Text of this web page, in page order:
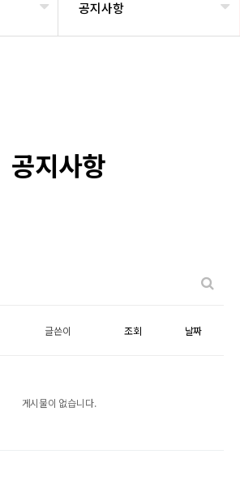
공지사항
공지사항
글쓴이 조회 날짜
게시물이 없습니다.